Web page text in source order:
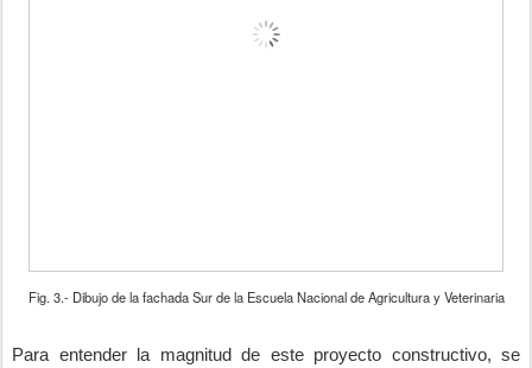
Fig. 3.- Dibujo de la fachada Sur de la Escuela Nacional de Agricultura y Veterinaria
Para entender la magnitud de este proyecto constructivo, se